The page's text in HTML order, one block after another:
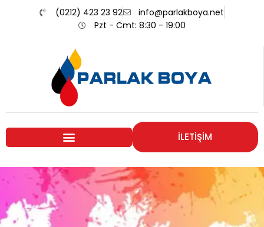
(0212) 423 23 92
info@parlakboya.net
Pzt - Cmt: 8:30 - 19:00
İLETİŞİM